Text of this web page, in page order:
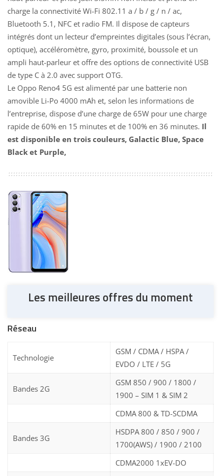
charge la connectivité Wi-Fi 802.11 a / b / g / n / ac,
Bluetooth 5.1, NFC et radio FM. Il dispose de capteurs
intégrés dont un lecteur d’empreintes digitales (sous l’écran,
optique), accéléromètre, gyro, proximité, boussole et un
ampli haut-parleur et offre des options de connectivité USB
de type C à 2.0 avec support OTG.
Le Oppo Reno4 5G est alimenté par une batterie non
amovible Li-Po 4000 mAh et, selon les informations de
l’entreprise, dispose d’une charge de 65W pour une charge
rapide de 60% en 15 minutes et de 100% en 36 minutes. Il
est disponible en trois couleurs, Galactic Blue, Space
Black et Purple,
Les meilleures offres du moment
Réseau
Technologie
GSM / CDMA / HSPA /
EVDO / LTE / 5G
Bandes 2G
GSM 850 / 900 / 1800 /
1900 – SIM 1 & SIM 2
CDMA 800 & TD-SCDMA
Bandes 3G
HSDPA 800 / 850 / 900 /
1700(AWS) / 1900 / 2100
CDMA2000 1xEV-DO